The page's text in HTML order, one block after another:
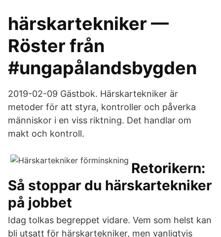
härskartekniker —
Röster från
#ungapålandsbygden
2019-02-09 Gästbok. Härskartekniker är
metoder för att styra, kontroller och påverka
människor i en viss riktning. Det handlar om
makt och kontroll.
Retorikern:
Så stoppar du härskartekniker
på jobbet
Idag tolkas begreppet vidare. Vem som helst kan
bli utsatt för härskartekniker, men vanligtvis